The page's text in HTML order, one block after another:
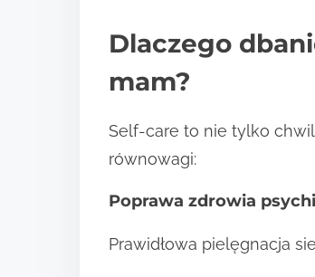
Dlaczego
mam?
Self-care to nie tylko
równowagi:
Poprawa zdrowia
Prawidłowa pielęgnacja